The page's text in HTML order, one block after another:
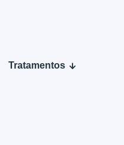
Tratamentos